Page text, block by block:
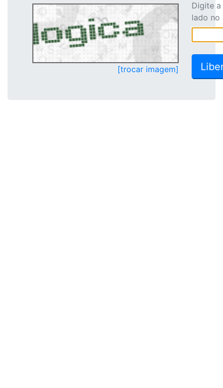
[trocar imagem]
Digite
lado no